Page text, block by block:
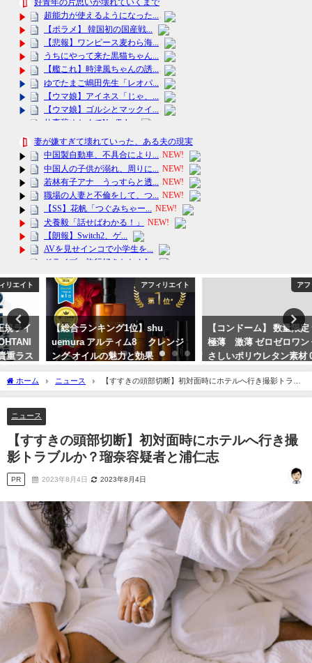
アフィリエイト
【総合ランキング1位】shu
uemura アルティム8∞ クレンジ
ング オイルの魅力と効果
アフィリエイト
【コンドーム】 数量限定 サガミ
極薄 激薄 ゼロゼロワン 体にや
さしいポリウレタン素材 0.01ミリ
のうすさで避妊 楽しい家族計
画 女性もエチケット
ホーム ニュース
【すすきの頭部切断】初対面時にホテルへ行き撮影トラブ
ルか？瑠奈容疑者と浦仁志
ニュース
【すすきの頭部切断】初対面時にホテルへ行き撮
影トラブルか？瑠奈容疑者と浦仁志
PR 2023年8月4日 2023年8月4日